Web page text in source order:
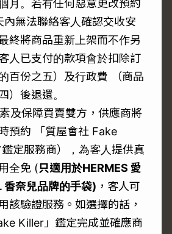
月。若有任何惡意更改預約
內無法聯絡客人確認交收安
終將商品重新上架而不作另
人已支付的款項會於扣除訂
百份之五）及行政費 （商品
）後退還。
及保障買賣雙方，供應商將
預約 「質屋會社 Fake
定服務商），為客人提供真
全免 (只適用於HERMES 愛
香奈兒品牌的手袋) ，客人可
該驗證服務。如選擇的話，
Killer」鑑定完成並確應商